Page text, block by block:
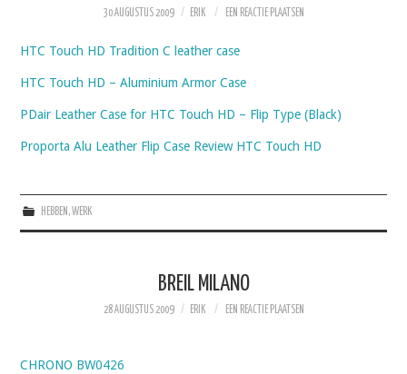
30 AUGUSTUS 2009 ERIK EEN REACTIE PLAATSEN
HTC Touch HD Tradition C leather case
HTC Touch HD – Aluminium Armor Case
PDair Leather Case for HTC Touch HD – Flip Type (Black)
Proporta Alu Leather Flip Case Review HTC Touch HD
HEBBEN ,WERK
BREIL MILANO
28 AUGUSTUS 2009 ERIK EEN REACTIE PLAATSEN
CHRONO BW0426